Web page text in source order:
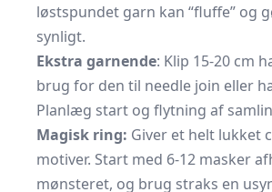
løstspundet garn kan “fluffe” og
synligt.
Ekstra garnende: Klip 15-20 cm
brug for den til needle join eller
Planlæg start og flytning af
Magisk ring: Giver et helt lukket
motiver. Start med 6-12 masker
mønsteret, og brug straks en